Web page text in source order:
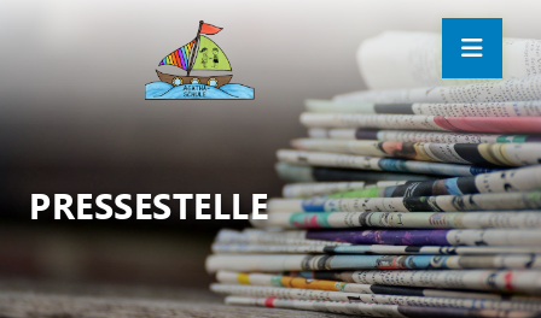
PRESSESTELLE